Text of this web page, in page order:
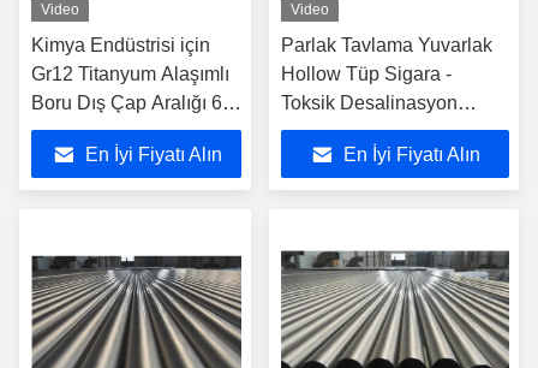
Video
Kimya Endüstrisi için
Gr12 Titanyum Alaşımlı
Boru Dış Çap Aralığı 6 -
219mm
En İyi Fiyatı Alın
Video
Parlak Tavlama Yuvarlak
Hollow Tüp Sigara -
Toksik Desalinasyon
Korozyon Dirençli
En İyi Fiyatı Alın